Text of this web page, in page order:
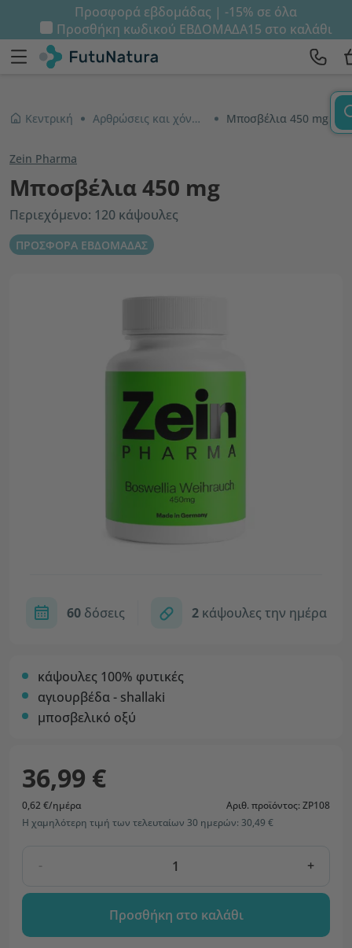
Προσφορά εβδομάδας | -15% σε όλα
Προσθήκη κωδικού ΕΒΔΟΜΑΔΑ15 στο καλάθι
Κεντρική Αρθρώσεις και χόνδροι Μποσβέλια 450 mg
Zein Pharma
Μποσβέλια 450 mg
Περιεχόμενο: 120 κάψουλες
ΠΡΟΣΦΟΡΑ ΕΒΔΟΜΑΔΑΣ
60δόσεις 2κάψουλες την ημέρα
κάψουλες 100% φυτικές
αγιουρβέδα - shallaki
μποσβελικό οξύ
36,99 €
0,62 €/ημέρα
Αριθ. προϊόντος: ZP108
Η χαμηλότερη τιμή των τελευταίων 30 ημερών: 30,49 €
- +
Προσθήκη στο καλάθι